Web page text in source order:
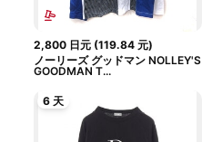
2,800 日元(119.84 元)
ノーリーズ グッドマン NOLLEY'S
GOODMAN T...
6 天